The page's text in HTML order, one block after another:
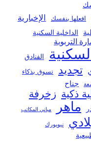
افعلها بنفسك الإخبارية
الداخلية السكنية
التربوية
الفنادق
تجديد تسوق بذكاء
جناح
ذكية زخرفة
ماهر مباني المكاتب
نيويورك